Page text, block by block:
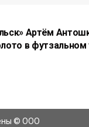
Артём
в футзальном
© ООО